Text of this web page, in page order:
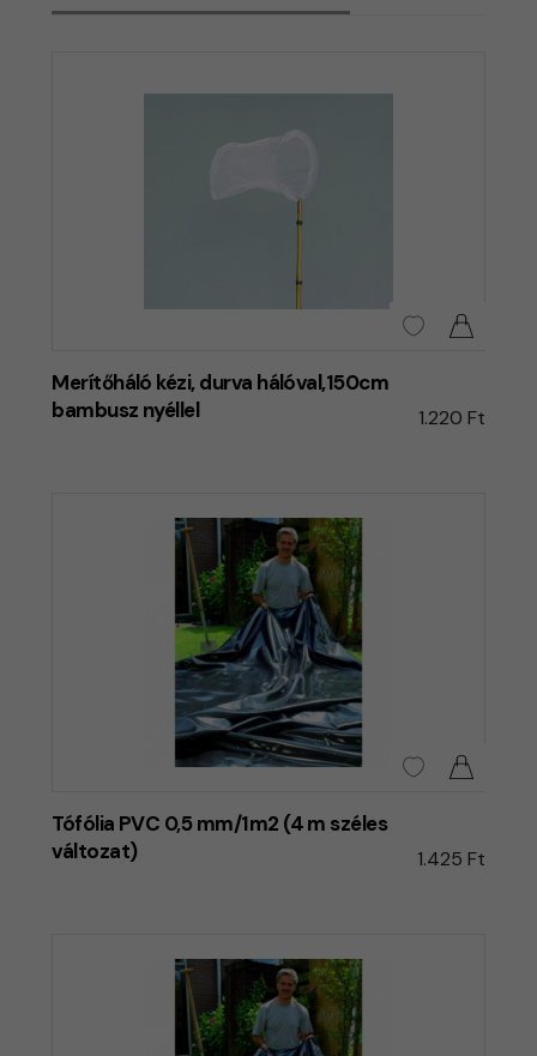
Merítőháló kézi, durva hálóval,150cm
bambusz nyéllel
1.220 Ft
Tófólia PVC 0,5 mm/1m2 (4 m széles
változat)
1.425 Ft